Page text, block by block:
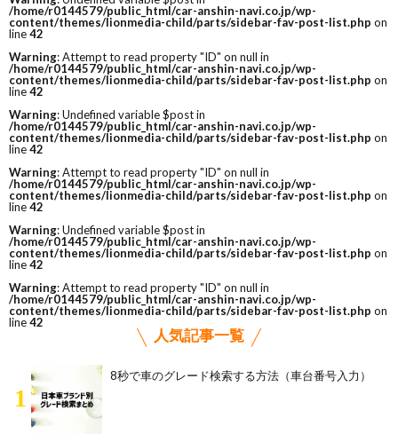
/home/r0144579/public_html/car-anshin-navi.co.jp/wp-
content/themes/lionmedia-child/parts/sidebar-fav-post-list.php on
line42
Warning: Attempt to read property "ID" on null in
/home/r0144579/public_html/car-anshin-navi.co.jp/wp-
content/themes/lionmedia-child/parts/sidebar-fav-post-list.php on
line42
Warning: Undefined variable $post in
/home/r0144579/public_html/car-anshin-navi.co.jp/wp-
content/themes/lionmedia-child/parts/sidebar-fav-post-list.php on
line42
Warning: Attempt to read property "ID" on null in
/home/r0144579/public_html/car-anshin-navi.co.jp/wp-
content/themes/lionmedia-child/parts/sidebar-fav-post-list.php on
line42
Warning: Undefined variable $post in
/home/r0144579/public_html/car-anshin-navi.co.jp/wp-
content/themes/lionmedia-child/parts/sidebar-fav-post-list.php on
line42
Warning: Attempt to read property "ID" on null in
/home/r0144579/public_html/car-anshin-navi.co.jp/wp-
content/themes/lionmedia-child/parts/sidebar-fav-post-list.php on
line42
人気記事一覧
1
8秒で車のグレード検索する方法（車台番号入力）